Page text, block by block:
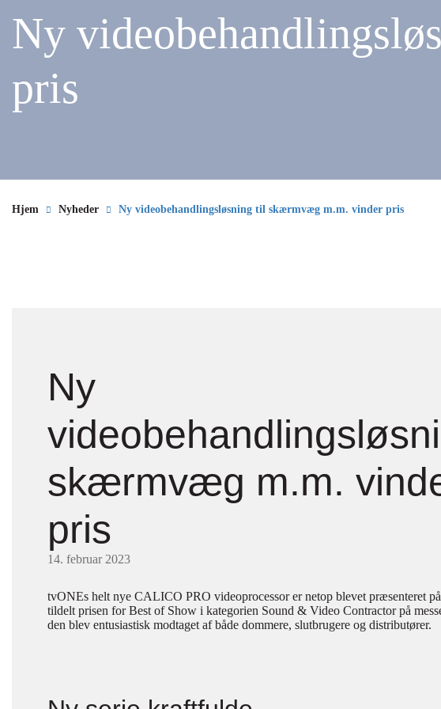
Ny
pris
Hjem Nyheder Ny videobehandlingsløsning til skærmvæg m.m. vinder pris
Ny
skærmvæg m.m.
pris
14. februar 2023
tvONEs helt nye CALICO PRO videoprocessor er netop blevet præsenteret
tildelt prisen for Best of Show i kategorien Sound & Video Contractor på
den blev entusiastisk modtaget af både dommere, slutbrugere og distributører.